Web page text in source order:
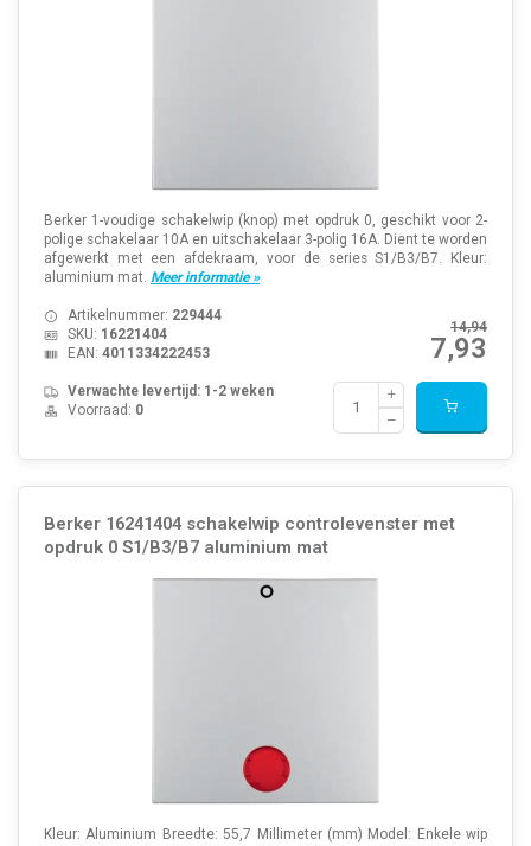
Berker 1-voudige schakelwip (knop) met opdruk 0, geschikt voor 2-
polige schakelaar 10A en uitschakelaar 3-polig 16A. Dient te worden
afgewerkt met een afdekraam, voor de series S1/B3/B7. Kleur:
aluminium mat. Meer informatie »
14,94
7,93
Artikelnummer: 229444
SKU: 16221404
EAN: 4011334222453
Verwachte levertijd: 1-2 weken
Voorraad: 0
Berker 16241404 schakelwip controlevenster met
opdruk 0 S1/B3/B7 aluminium mat
Kleur: Aluminium Breedte: 55,7 Millimeter (mm) Model: Enkele wip